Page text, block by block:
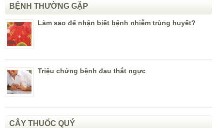
BỆNH THƯỜNG GẶP
Làm sao để nhận biết bệnh nhiễm trùng huyết?
Triệu chứng bệnh đau thắt ngực
CÂY THUỐC QUÝ